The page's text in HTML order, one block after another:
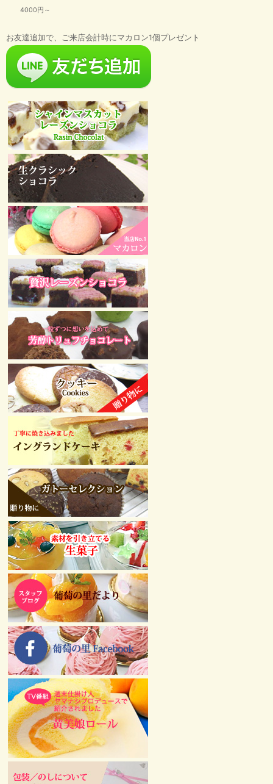
4000円～
お友達追加で、ご来店会計時にマカロン1個プレゼント